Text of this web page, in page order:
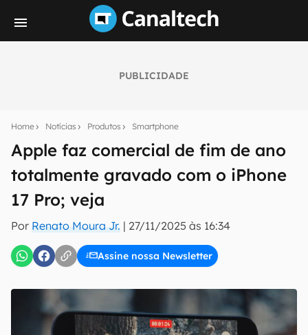
PUBLICIDADE
Home Notícias Produtos Smartphone
Apple faz comercial de fim de ano
totalmente gravado com o iPhone
17 Pro; veja
Por Renato Moura Jr. | 27/11/2025 às 16:34
Assine nossa Newsletter
notícias e reviews sobre tecnologia em primeira
mão.
E-mail
inscreva-se
Uso e Política de Privacidade do Canaltech.